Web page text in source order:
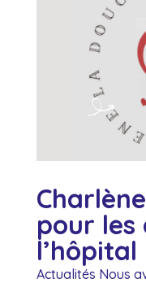
pour les
l’hôpital
Actualités Nous